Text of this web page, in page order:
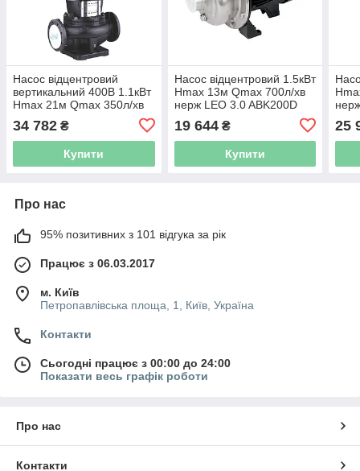
Насос відцентровий
вертикальний 400В 1.1кВт
Hmax 21м Qmax 350л/хв
LEO 3.0 LPP40-17.5-1.1/2
(7714133)
34 782 ₴
Купити
Насос відцентровий 1.5кВт
Hmax 13м Qmax 700л/хв
нерж LEO 3.0 ABK200D
19 644₴
Купити
25
Про нас
95% позитивних з 101 відгука за рік
Працює з 06.03.2017
м. Київ
Петропавлівська площа, 1, Київ, Україна
Контакти
Сьогодні працює з 00:00 до 24:00
Показати весь графік роботи
Про нас
Контакти